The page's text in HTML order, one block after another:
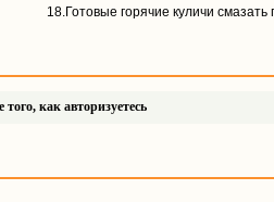
18.Готовые горячие куличи
как авторизуетесь